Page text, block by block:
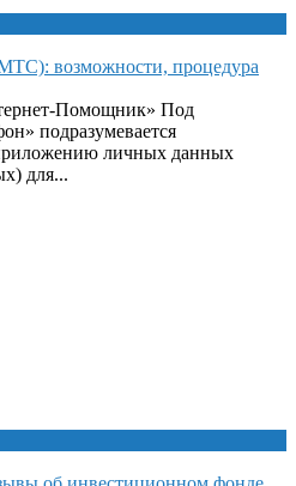
возможности, процедура
Помощник» Под
подразумевается
личных данных
для...